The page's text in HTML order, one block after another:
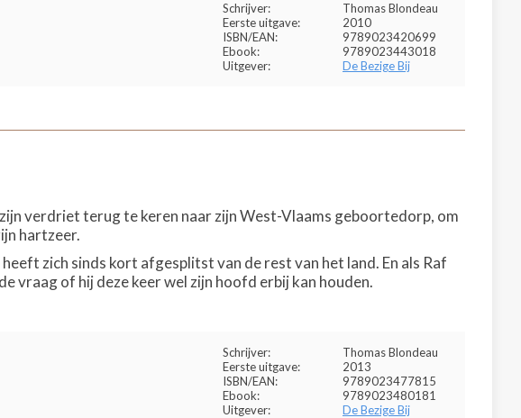
Schrijver:
Thomas Blondeau
Eerste uitgave:
2010
ISBN/EAN:
9789023420699
Ebook:
9789023443018
Uitgever:
De Bezige Bij
verdriet terug te keren naar zijn West-Vlaams geboortedorp, om
hartzeer.
zich sinds kort afgesplitst van de rest van het land. En als Raf
vraag of hij deze keer wel zijn hoofd erbij kan houden.
Schrijver:
Thomas Blondeau
Eerste uitgave:
2013
ISBN/EAN:
9789023477815
Ebook:
9789023480181
Uitgever:
De Bezige Bij